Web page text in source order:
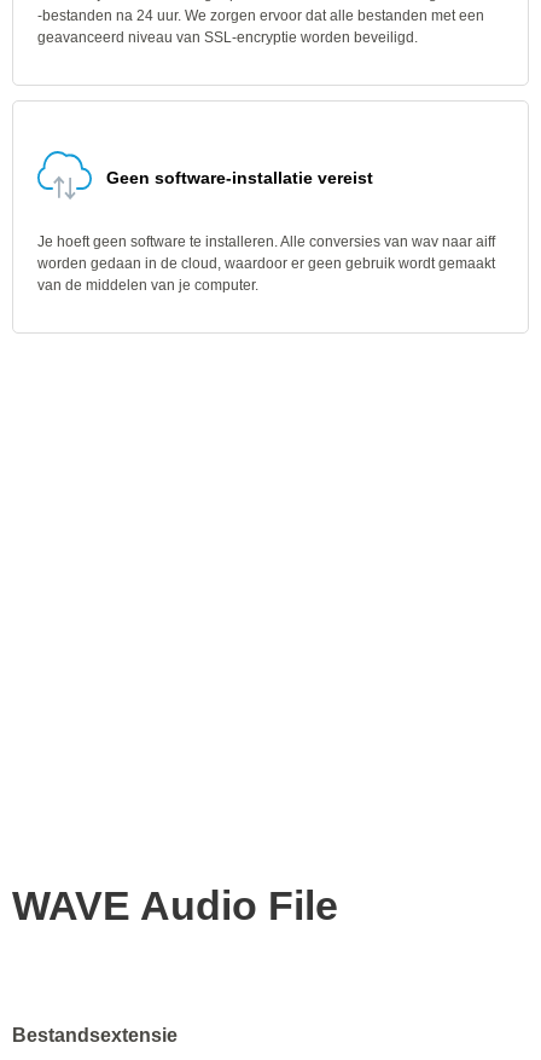
-bestanden na 24 uur. We zorgen ervoor dat alle bestanden met een
geavanceerd niveau van SSL-encryptie worden beveiligd.
Geen software-installatie vereist
Je hoeft geen software te installeren. Alle conversies van wav naar aiff
worden gedaan in de cloud, waardoor er geen gebruik wordt gemaakt
van de middelen van je computer.
WAVE Audio File
Bestandsextensie